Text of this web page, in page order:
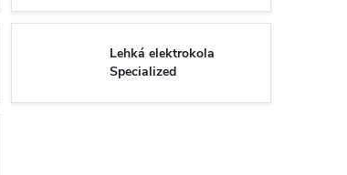
Lehká elektrokola
Specialized